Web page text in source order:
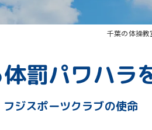
千葉の体操
罰パワハラ
フジスポーツクラブの使命